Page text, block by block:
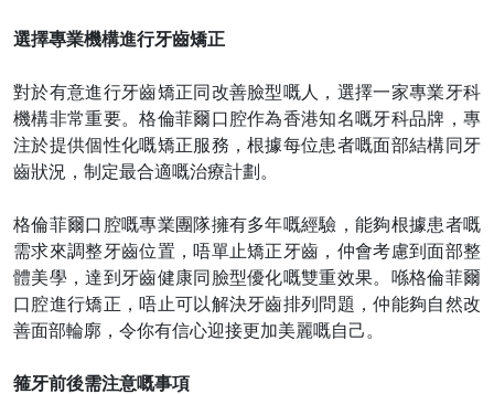
選擇專業機構進行牙齒矯正
對於有意進行牙齒矯正同改善臉型嘅人，選擇一家專業牙科
機構非常重要。格倫菲爾口腔作為香港知名嘅牙科品牌，專
注於提供個性化嘅矯正服務，根據每位患者嘅面部結構同牙
齒狀況，制定最合適嘅治療計劃。
格倫菲爾口腔嘅專業團隊擁有多年嘅經驗，能夠根據患者嘅
需求來調整牙齒位置，唔單止矯正牙齒，仲會考慮到面部整
體美學，達到牙齒健康同臉型優化嘅雙重效果。喺格倫菲爾
口腔進行矯正，唔止可以解決牙齒排列問題，仲能夠自然改
善面部輪廓，令你有信心迎接更加美麗嘅自己。
箍牙前後需注意嘅事項